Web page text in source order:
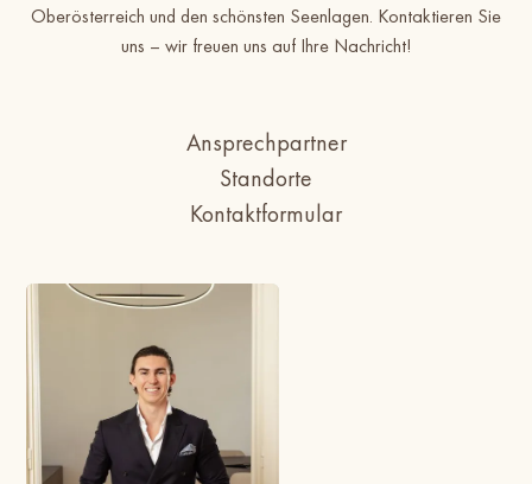
Oberösterreich und den schönsten Seenlagen. Kontaktieren Sie
uns – wir freuen uns auf Ihre Nachricht!
Ansprechpartner
Standorte
Kontaktformular